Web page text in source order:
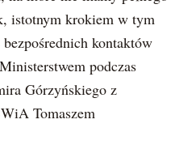
istotnym krokiem w tym
kontaktów
podczas
Górzyńskiego z
Tomaszem